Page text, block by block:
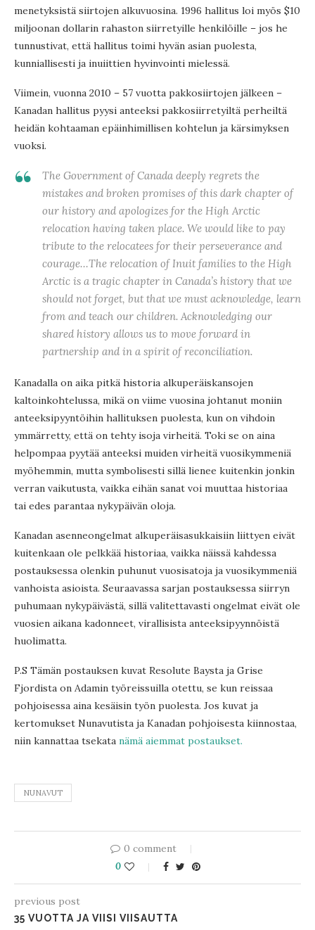
menetyksistä siirtojen alkuvuosina. 1996 hallitus loi myös $10
miljoonan dollarin rahaston siirretyille henkilöille – jos he
tunnustivat, että hallitus toimi hyvän asian puolesta,
kunniallisesti ja inuiittien hyvinvointi mielessä.
Viimein, vuonna 2010 – 57 vuotta pakkosiirtojen jälkeen –
Kanadan hallitus pyysi anteeksi pakkosiirretyiltä perheiltä
heidän kohtaaman epäinhimillisen kohtelun ja kärsimyksen
vuoksi.
The Government of Canada deeply regrets the
mistakes and broken promises of this dark chapter of
our history and apologizes for the High Arctic
relocation having taken place. We would like to pay
tribute to the relocatees for their perseverance and
courage…The relocation of Inuit families to the High
Arctic is a tragic chapter in Canada’s history that we
should not forget, but that we must acknowledge, learn
from and teach our children. Acknowledging our
shared history allows us to move forward in
partnership and in a spirit of reconciliation.
Kanadalla on aika pitkä historia alkuperäiskansojen
kaltoinkohtelussa, mikä on viime vuosina johtanut moniin
anteeksipyyntöihin hallituksen puolesta, kun on vihdoin
ymmärretty, että on tehty isoja virheitä. Toki se on aina
helpompaa pyytää anteeksi muiden virheitä vuosikymmeniä
myöhemmin, mutta symbolisesti sillä lienee kuitenkin jonkin
verran vaikutusta, vaikka eihän sanat voi muuttaa historiaa
tai edes parantaa nykypäivän oloja.
Kanadan asenneongelmat alkuperäisasukkaisiin liittyen eivät
kuitenkaan ole pelkkää historiaa, vaikka näissä kahdessa
postauksessa olenkin puhunut vuosisatoja ja vuosikymmeniä
vanhoista asioista. Seuraavassa sarjan postauksessa siirryn
puhumaan nykypäivästä, sillä valitettavasti ongelmat eivät ole
vuosien aikana kadonneet, virallisista anteeksipyynnöistä
huolimatta.
P.S Tämän postauksen kuvat Resolute Baysta ja Grise
Fjordista on Adamin työreissuilla otettu, se kun reissaa
pohjoisessa aina kesäisin työn puolesta. Jos kuvat ja
kertomukset Nunavutista ja Kanadan pohjoisesta kiinnostaa,
niin kannattaa tsekata nämä aiemmat postaukset.
NUNAVUT
0 comment
0
previous post
35 VUOTTA JA VIISI VIISAUTTA